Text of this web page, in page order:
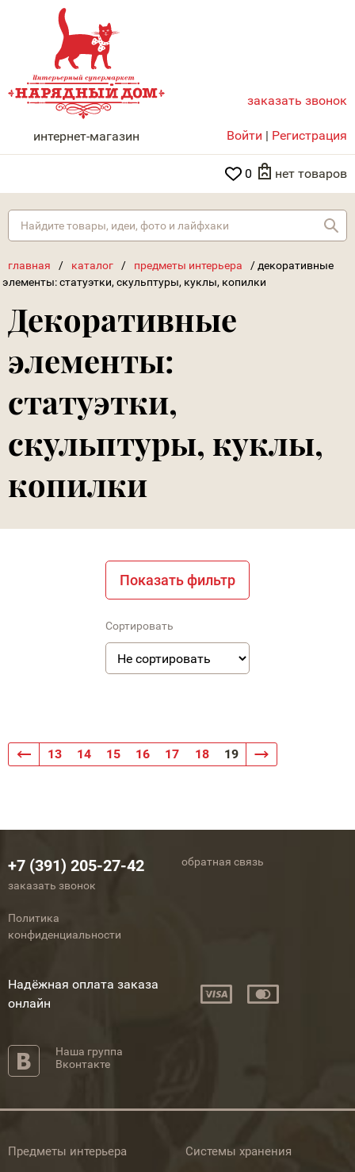
НАРЯДНЫЙ ДОМ
интернет-магазин
заказать звонок
Войти | Регистрация
0 нет товаров
главная / каталог / предметы интерьера / декоративные
элементы: статуэтки, скульптуры, куклы, копилки
Декоративные
элементы:
статуэтки,
скульптуры, куклы,
копилки
13 14 15 16 17 18 19
Показать фильтр
Сортировать
+7 (391) 205-27-42
заказать звонок
обратная связь
Политика
конфиденциальности
Надёжная оплата заказа
онлайн
Наша группа
Вконтакте
Предметы интерьера Системы хранения